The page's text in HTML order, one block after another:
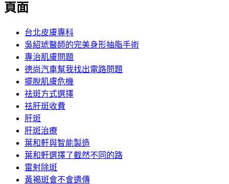
覽
章:
頁面
台北皮膚專科
吳紹琥醫師的完美身形抽脂手術
專治肌膚問題
德尚汽車幫我找出電路問題
擺脫肌膚危機
祛斑方式選擇
祛肝斑收費
肝斑
肝斑治療
葉和軒與智能製造
葉和軒選擇了截然不同的路
雷射除斑
黃褐斑會不會遺傳